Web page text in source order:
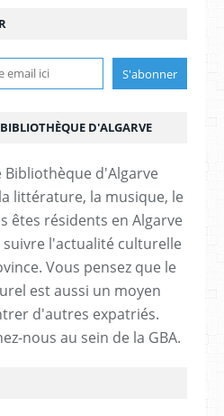
D'ALGARVE
littérature, la musique, le
êtes résidents en Algarve
suivre l'actualité culturelle
Vous pensez que le
est aussi un moyen
d'autres expatriés.
nous au sein de la GBA.